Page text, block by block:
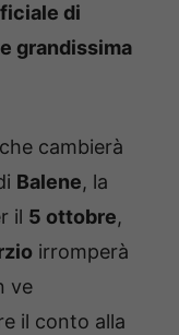
di
grandissima
che cambierà
Balene, la
il 5 ottobre,
irromperà
ve
il conto alla